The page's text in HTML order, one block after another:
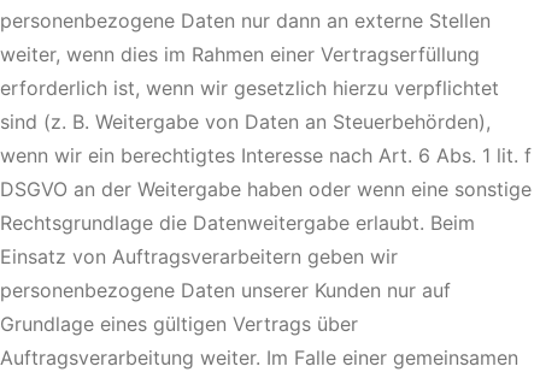
personenbezogene Daten nur dann an externe Stellen
weiter, wenn dies im Rahmen einer Vertragserfüllung
erforderlich ist, wenn wir gesetzlich hierzu verpflichtet
sind (z. B. Weitergabe von Daten an Steuerbehörden),
wenn wir ein berechtigtes Interesse nach Art. 6 Abs. 1 lit. f
DSGVO an der Weitergabe haben oder wenn eine sonstige
Rechtsgrundlage die Datenweitergabe erlaubt. Beim
Einsatz von Auftragsverarbeitern geben wir
personenbezogene Daten unserer Kunden nur auf
Grundlage eines gültigen Vertrags über
Auftragsverarbeitung weiter. Im Falle einer gemeinsamen